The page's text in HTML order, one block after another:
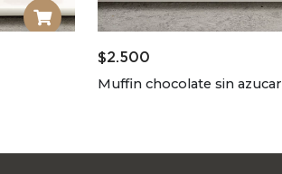
$2.500
Muffin chocolate sin azucar